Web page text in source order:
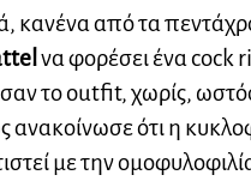
κανένα από τα
να φορέσει ένα cock
το outfit, χωρίς,
ανακοίνωσε ότι η
με την